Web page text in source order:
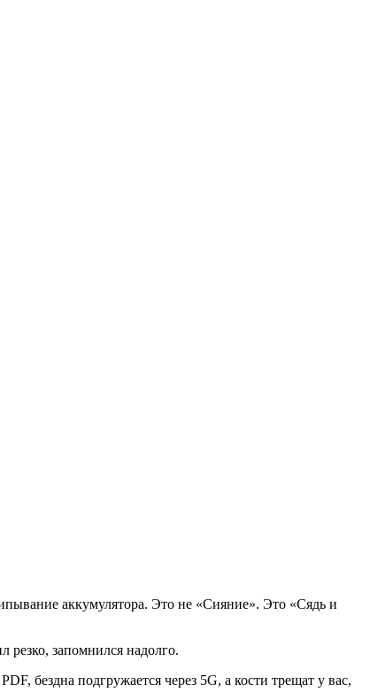
аккумулятора. Это не «Сияние». Это «Сядь и
запомнился надолго.
бездна подгружается через 5G, а кости трещат у вас,